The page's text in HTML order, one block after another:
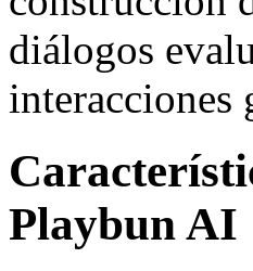
diálogos
interacciones
Playbun AI